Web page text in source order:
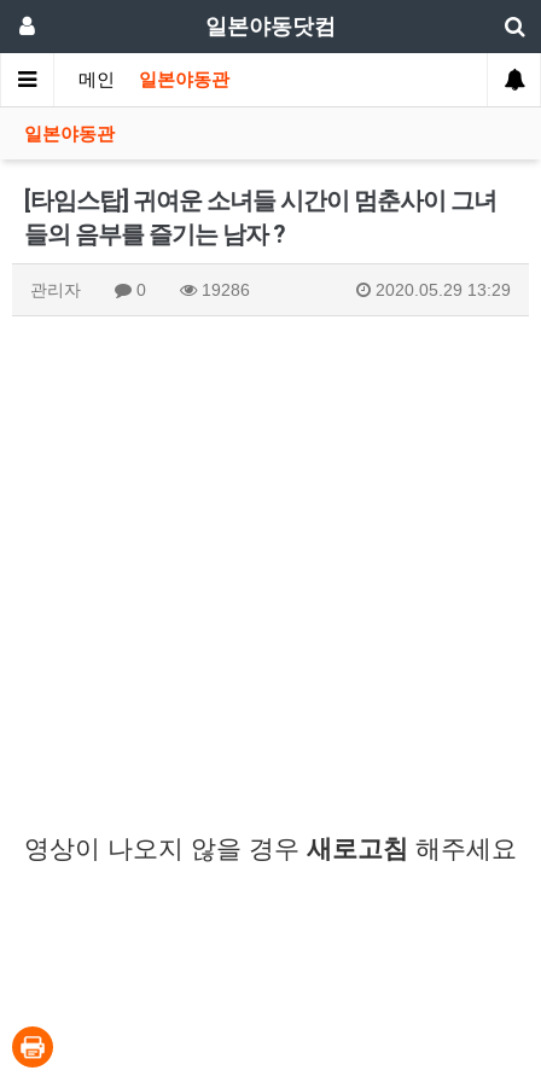
일본야동닷컴
메인 일본야동관
일본야동관
[타임스탑] 귀여운 소녀들 시간이 멈춘사이 그녀
들의 음부를 즐기는 남자 ?
관리자 0 19286 2020.05.29 13:29
영상이 나오지 않을 경우 새로고침 해주세요